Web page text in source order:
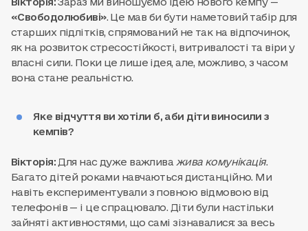
«Свободолюбиві». Це мав би бути наметовий табір для
старших підлітків, спрямований не так на відпочинок,
як на розвиток стресостійкості, витривалості та віри у
власні сили. Поки це лише ідея, але, можливо, з часом
вона стане реальністю.
Яке відчуття ви хотіли б, аби діти виносили з
кемпів?
Вікторія:Для нас дуже важливажива комунікація.
Багато дітей роками навчаються дистанційно. Ми
навіть експериментували з повною відмовою від
телефонів — і це спрацювало. Діти були настільки
зайняті активностями, що самі зізнавалися: за весь